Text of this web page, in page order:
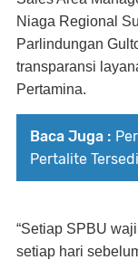
Niaga Regional
Parlindungan
transparansi
Pertamina.
Baca Juga :
Pertalite
“Setiap SPBU
setiap hari